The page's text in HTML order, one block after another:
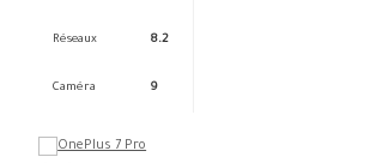
Réseaux 8.2
Caméra 9